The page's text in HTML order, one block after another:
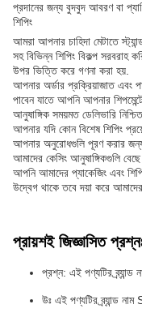
প্রদানের জন্য বুদবুদ আবরণ বা
শিপিং
আমরা আপনার চাহিদা মেটাতে
সহ বিভিন্ন শিপিং বিকল্প
উপর ভিত্তি করে গণনা করা হয়.
আপনার অর্ডার প্রক্রিয়াজাত এবং
পাবেন যাতে আপনি আপনার
আনুষাঙ্গিক সময়মত ডেলিভারি
আপনার যদি কোন বিশেষ শিপিং
আপনার অনুরোধগুলি পূরণ করার জন্য
আমাদের কেসিং আনুষাঙ্গিকগুলি
আপনি আমাদের প্যাকেজিং এবং
উদ্বেগ থাকে তবে দয়া করে
প্রায়শই জিজ্ঞাসিত
প্রশ্ন: এই পণ্যটির ব্র্যান্ড
উঃ এই পণ্যটির ব্র্যান্ড